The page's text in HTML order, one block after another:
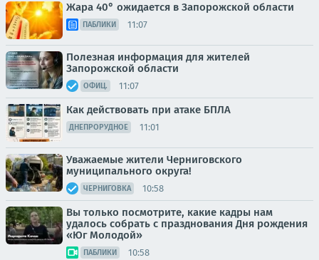
Жара 40° ожидается в Запорожской области
ПАБЛИКИ 11:07
Полезная информация для жителей
Запорожской области
ОФИЦ. 11:07
Как действовать при атаке БПЛА
ДНЕПРОРУДНОЕ 11:01
Уважаемые жители Черниговского
муниципального округа!
ЧЕРНИГОВКА 10:58
Вы только посмотрите, какие кадры нам
удалось собрать с празднования Дня рождения
«Юг Молодой»
ПАБЛИКИ 10:58